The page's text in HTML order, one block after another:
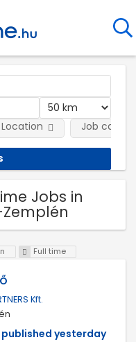
Location Job
Jobs in
Full time
Kft.
published yesterday